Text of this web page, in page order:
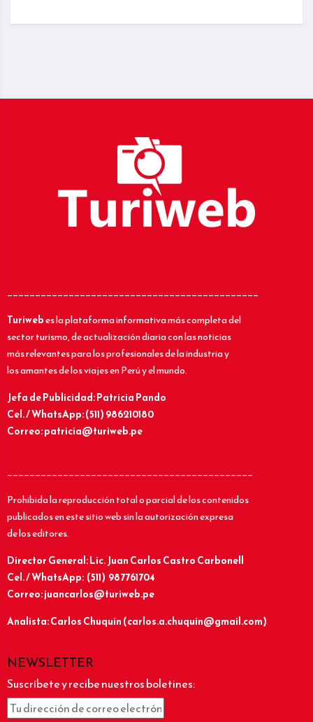
_____________________________________________
Turiwebes la plataforma informativa más completa del
sector turismo, de actualización diaria con las noticias
más relevantes para los profesionales de la industria y
los amantes de los viajes en Perú y el mundo.
Jefa de Publicidad: Patricia Pando
Cel. / WhatsApp: (511) 986210180
Correo: patricia@turiweb.pe
____________________________________________
Prohibida la reproducción total o parcial de los contenidos
publicados en este sitio web sin la autorización expresa
de los editores.
Director General: Lic.Juan Carlos Castro Carbonell
Cel. / WhatsApp: (511) 987761704
Correo: juancarlos@turiweb.pe
Analista: Carlos Chuquín (carlos.a.chuquin@gmail.com)
NEWSLETTER
Suscríbete y recibe nuestros boletines: